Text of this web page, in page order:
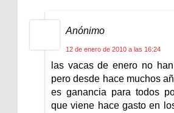
Anónimo
12 de enero de 2010 a las 16:24
las vacas de enero no
pero desde hace muchos
es ganancia para todos
que viene hace gasto en